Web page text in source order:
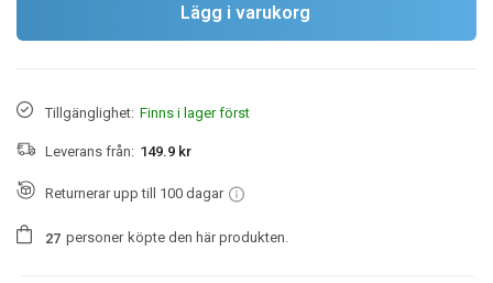
Lägg i varukorg
Tillgänglighet: Finns i lager först
Leverans från: 149.9 kr
Returnerar upp till 100 dagar
27 personer köpte den här produkten.